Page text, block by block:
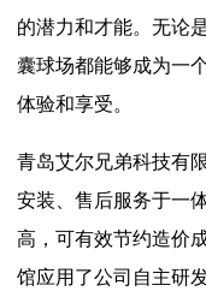
的潜力和才能。无论
囊球场都能够成为一
体验和享受。
青岛艾尔兄弟科技有
安装、售后服务于一
高，可有效节约造价
馆应用了公司自主研